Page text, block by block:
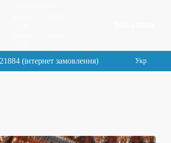
(інтернет замовлення) Укр